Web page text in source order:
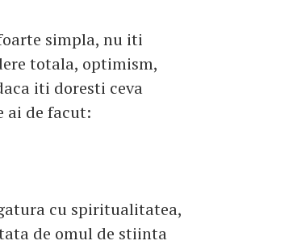
simpla, nu iti
totala, optimism,
iti doresti ceva
ai de facut:
cu spiritualitatea,
de omul de stiinta